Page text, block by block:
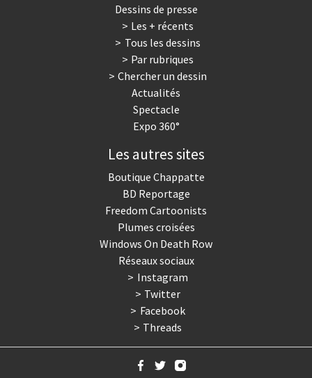
Dessins de presse
Les + récents
Tous les dessins
Par rubriques
Chercher un dessin
Actualités
Spectacle
Expo 360°
Les autres sites
Boutique Chappatte
BD Reportage
Freedom Cartoonists
Plumes croisées
Windows On Death Row
Réseaux sociaux
Instagram
Twitter
Facebook
Threads